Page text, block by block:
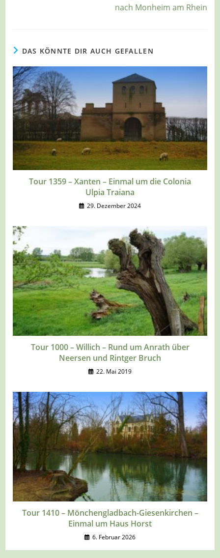
nach Monheim am Rhein
DAS KÖNNTE DIR AUCH GEFALLEN
Tour 1359 – Xanten – Einmal um die Colonia
Ulpia Traiana
29. Dezember 2024
Tour 1000 – Willich – Rund um Anrath über
Neersen und Rintger Bruch
22. Mai 2019
Tour 1410 – Mönchengladbach-Giesenkirchen –
Einmal um Haus Horst
6. Februar 2026